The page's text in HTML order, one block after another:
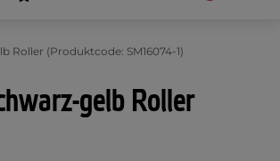
Roller (Produktcode: SM16074-1)
gelb Roller